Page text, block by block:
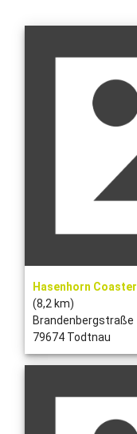
Hasenhorn Coaster
(8,2 km)
Brandenbergstraße
79674 Todtnau